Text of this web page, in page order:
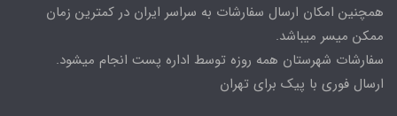
همچنین امکان ارسال سفارشات به سراسر ایران در کمترین زمان
ممکن میسر میباشد.
سفارشات شهرستان همه روزه توسط اداره پست انجام میشود.
ارسال فوری با پیک برای تهران